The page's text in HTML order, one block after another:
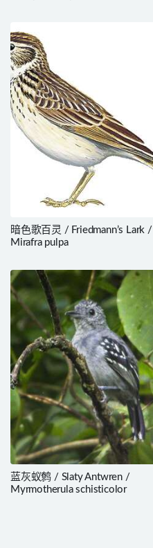
暗色歌百灵 / Friedmann’s Lark /
Mirafra pulpa
蓝灰蚁鹩 / Slaty Antwren /
Myrmotherula schisticolor